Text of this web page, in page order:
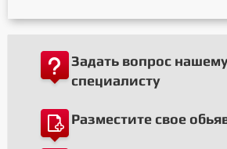
Задать вопрос
специалисту
Разместите свое